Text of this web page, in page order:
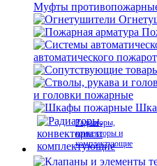
Муфты
автоматического
и головки пожарные
Радиаторы,
конвекторы и
комплектующие